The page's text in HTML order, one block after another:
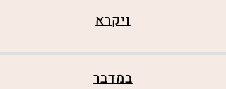
ויקרא
במדבר